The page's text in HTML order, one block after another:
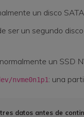
un disco
ser un segundo
un SSD
nvme0n1p1: una
datos antes de